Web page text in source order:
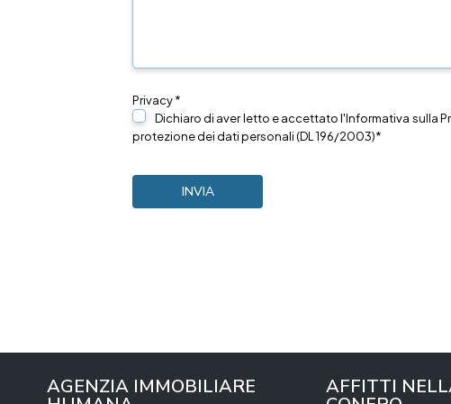
Privacy *
Dichiaro di aver letto e accettato l'Informativa sulla
protezione dei dati personali (DL 196/2003)*
AGENZIA IMMOBILIARE AFFITTI